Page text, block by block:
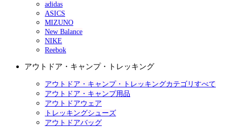
adidas
ASICS
MIZUNO
New Balance
NIKE
Reebok
アウトドア・キャンプ・トレッキング
アウトドア・キャンプ・トレッキングカテゴリすべて
アウトドア・キャンプ用品
アウトドアウェア
トレッキングシューズ
アウトドアバッグ